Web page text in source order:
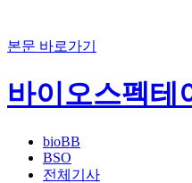
본문 바로가기
바이오스펙테
bioBB
BSO
전체기사